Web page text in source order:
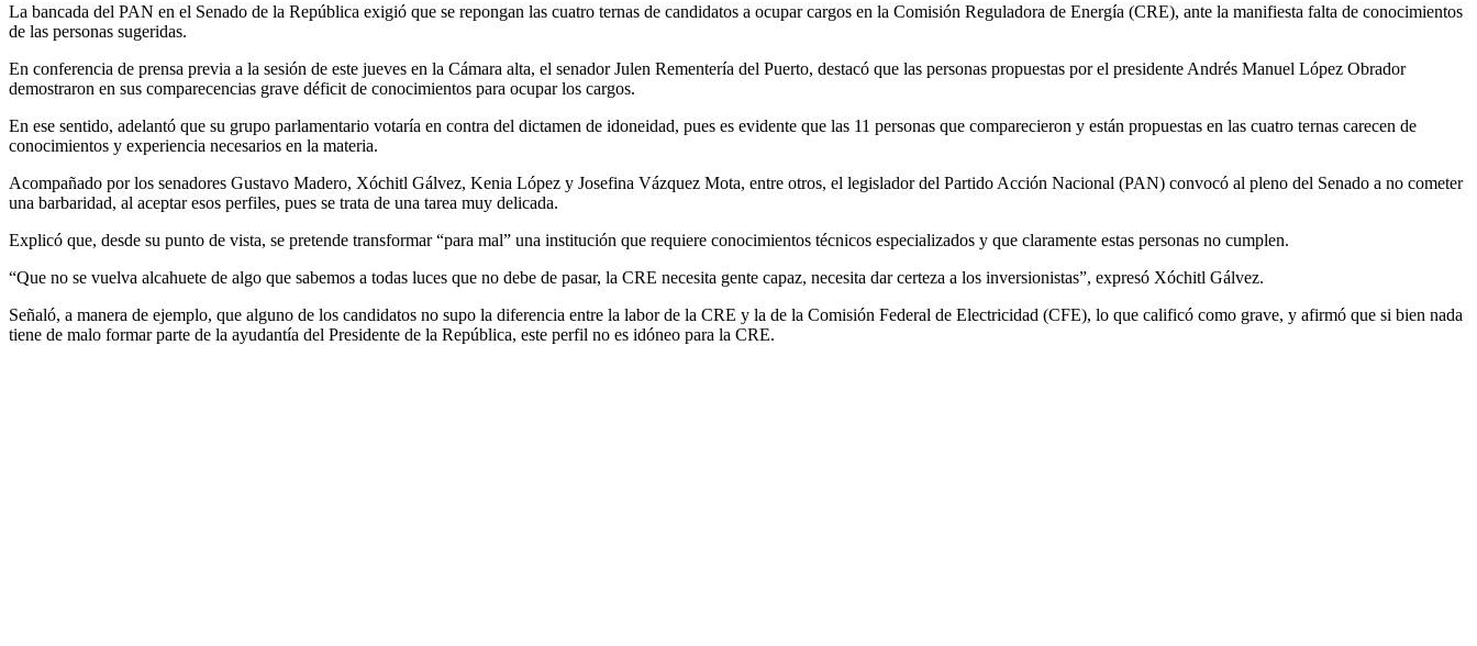
La bancada del PAN en el Senado de la República exigió que se repongan las cuatro ternas de candidatos a ocupar cargos en la Comisión Reguladora de Energía (CRE), ante la manifiesta falta de conocimientos
de las personas sugeridas.
En conferencia de prensa previa a la sesión de este jueves en la Cámara alta, el senador Julen Rementería del Puerto, destacó que las personas propuestas por el presidente Andrés Manuel López Obrador
demostraron en sus comparecencias grave déficit de conocimientos para ocupar los cargos.
En ese sentido, adelantó que su grupo parlamentario votaría en contra del dictamen de idoneidad, pues es evidente que las 11 personas que comparecieron y están propuestas en las cuatro ternas carecen de
conocimientos y experiencia necesarios en la materia.
Acompañado por los senadores Gustavo Madero, Xóchitl Gálvez, Kenia López y Josefina Vázquez Mota, entre otros, el legislador del Partido Acción Nacional (PAN) convocó al pleno del Senado a no cometer
una barbaridad, al aceptar esos perfiles, pues se trata de una tarea muy delicada.
Explicó que, desde su punto de vista, se pretende transformar “para mal” una institución que requiere conocimientos técnicos especializados y que claramente estas personas no cumplen.
“Que no se vuelva alcahuete de algo que sabemos a todas luces que no debe de pasar, la CRE necesita gente capaz, necesita dar certeza a los inversionistas”, expresó Xóchitl Gálvez.
Señaló, a manera de ejemplo, que alguno de los candidatos no supo la diferencia entre la labor de la CRE y la de la Comisión Federal de Electricidad (CFE), lo que calificó como grave, y afirmó que si bien nada
tiene de malo formar parte de la ayudantía del Presidente de la República, este perfil no es idóneo para la CRE.